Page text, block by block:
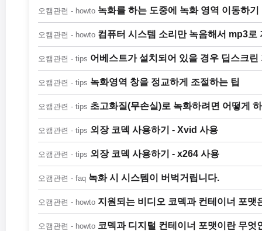
오캠관련 - howto 녹화를 하는 도중에 녹화 영역 이동하기
오캠관련 - howto 컴퓨터 시스템 소리만 녹음해서 mp3로
오캠관련 - tips 어베스트가 설치되어 있을 경우 딥스크
오캠관련 - tips 녹화영역 창을 정교하게 조절하는 팁
오캠관련 - tips 초고화질(무손실)로 녹화하려면 어떻게
오캠관련 - tips 외장 코덱 사용하기 - Xvid 사용
오캠관련 - tips 외장 코덱 사용하기 - x264 사용
오캠관련 - faq 녹화 시 시스템이 버벅거립니다.
오캠관련 - howto 지원되는 비디오 코덱과 컨테이너 포맷
오캠관련 - howto 코덱과 디지털 컨테이너 포맷이란 무엇